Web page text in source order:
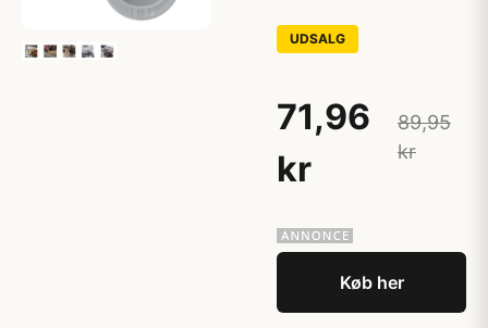
UDSALG
71,96
kr
89,95
kr
Køb her